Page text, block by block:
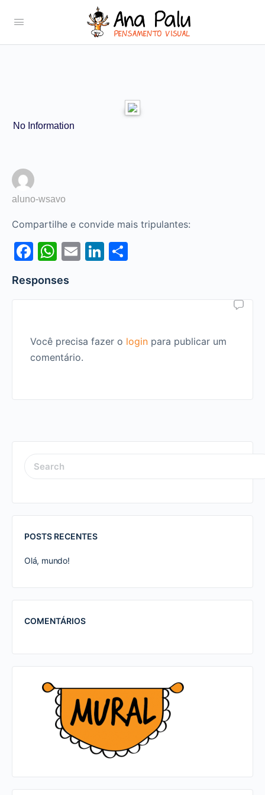
No Information
aluno-wsavo
Compartilhe e convide mais tripulantes:
Facebook
WhatsApp
EmailLinkedIn
Responses
Você precisa fazer o login para publicar um
comentário.
SEARCH
FOR:
POSTS RECENTES
Olá, mundo!
COMENTÁRIOS